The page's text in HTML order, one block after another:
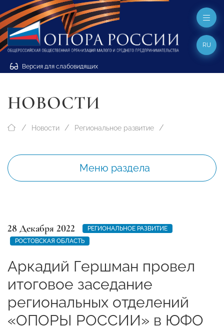
Версия для слабовидящих
RU
НОВОСТИ
Новости Региональное развитие
Меню раздела
28 Декабря 2022
РЕГИОНАЛЬНОЕ РАЗВИТИЕ
РОСТОВСКАЯ ОБЛАСТЬ
Аркадий Гершман провел
итоговое заседание
региональных отделений
«ОПОРЫ РОССИИ» в ЮФО